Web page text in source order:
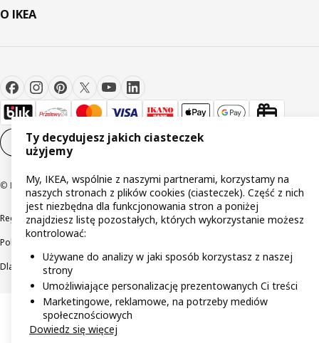
O IKEA
Ustawienia plików cookie PL
© Inter IKEA Systems B.V 1999-2026
RegulaminyPolityka prywatnościWycofane produkty
Polityka odpowiedzialnego ujawniania informacji
Dla akcjonariuszy IKEA Distribution
Ty decydujesz jakich ciasteczek
użyjemy
My, IKEA, wspólnie z naszymi partnerami, korzystamy na
naszych stronach z plików cookies (ciasteczek). Część z nich
jest niezbędna dla funkcjonowania stron a poniżej
znajdziesz listę pozostałych, których wykorzystanie możesz
kontrolować:
Używane do analizy w jaki sposób korzystasz z naszej
strony
Umożliwiające personalizację prezentowanych Ci treści
Marketingowe, reklamowe, na potrzeby mediów
społecznościowych
Dowiedz się więcej